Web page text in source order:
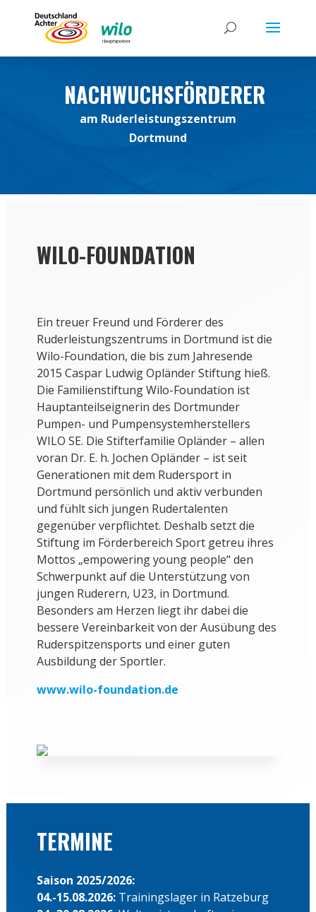
NACHWUCHSFÖRDERER
am Ruderleistungszentrum
Dortmund
WILO-FOUNDATION
Ein treuer Freund und Förderer des
Ruderleistungszentrums in Dortmund ist die
Wilo-Foundation, die bis zum Jahresende
2015 Caspar Ludwig Opländer Stiftung hieß.
Die Familienstiftung Wilo-Foundation ist
Hauptanteilseignerin des Dortmunder
Pumpen- und Pumpensystemherstellers
WILO SE. Die Stifterfamilie Opländer – allen
voran Dr. E. h. Jochen Opländer – ist seit
Generationen mit dem Rudersport in
Dortmund persönlich und aktiv verbunden
und fühlt sich jungen Rudertalenten
gegenüber verpflichtet. Deshalb setzt die
Stiftung im Förderbereich Sport getreu ihres
Mottos „empowering young people“den
Schwerpunkt auf die Unterstützung von
jungen Ruderern, U23, in Dortmund.
Besonders am Herzen liegt ihr dabei die
bessere Vereinbarkeit von der Ausübung des
Ruderspitzensports und einer guten
Ausbildung der Sportler.
www.wilo-foundation.de
TERMINE
Saison 2025/2026:
04.-15.08.2026: Trainingslager in Ratzeburg